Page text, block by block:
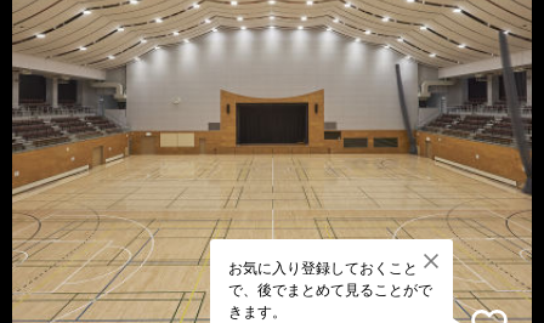
お気に入り登録しておくこと
で、後でまとめて見ることがで
きます。